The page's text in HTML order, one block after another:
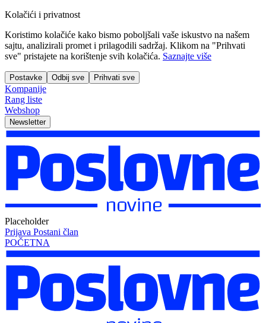
Kolačići i privatnost
Koristimo kolačiće kako bismo poboljšali vaše iskustvo na našem
sajtu, analizirali promet i prilagodili sadržaj. Klikom na "Prihvati
sve" pristajete na korištenje svih kolačića. Saznajte više
Postavke Odbij sve Prihvati sve
Kompanije
Rang liste
Webshop
Newsletter
Placeholder
Prijava Postani član
POČETNA